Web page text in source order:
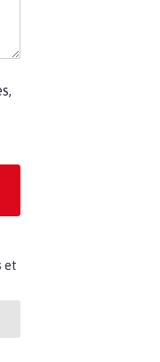
et